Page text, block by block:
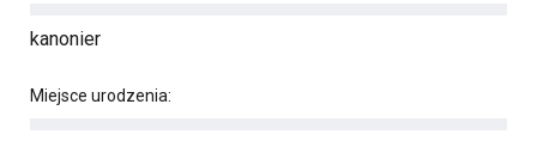
kanonier
Miejsce urodzenia: